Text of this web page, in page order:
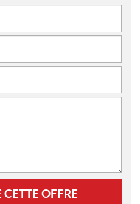
OFFRE